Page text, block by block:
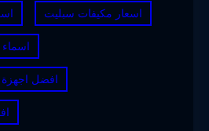
اسعار مكيفات سبليت
افضل